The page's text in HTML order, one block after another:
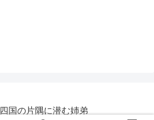
四国の片隅に潜む姉弟